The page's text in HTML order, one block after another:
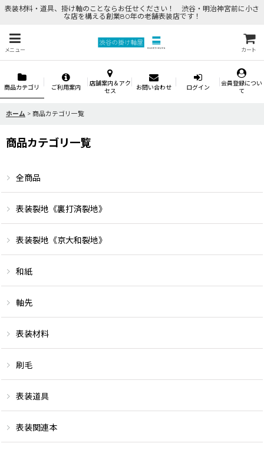
表装材料・道具、掛け軸のことならお任せください！ 渋谷・明治神宮前に小さ
な店を構える創業80年の老舗表装店です！
メニュー カート
商品カテゴリ ご利用案内
店舗案内＆アク
セス
お問い合わせ ログイン
会員登録につい
て
ホーム > 商品カテゴリ一覧
商品カテゴリ一覧
全商品
表装裂地《裏打済裂地》
表装裂地《京大和裂地》
和紙
軸先
表装材料
刷毛
表装道具
表装関連本